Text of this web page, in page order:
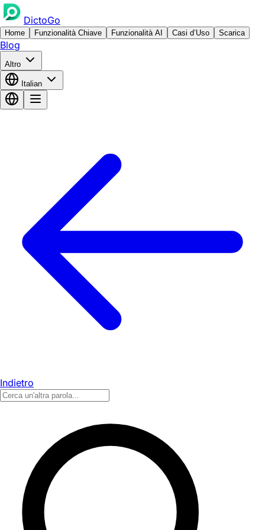
DictoGo
Home Funzionalità Chiave Funzionalità AI Casi d’Uso Scarica
Blog
Altro
Italian
Indietro